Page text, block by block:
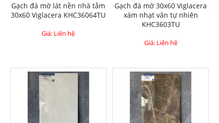
Gạch đá mờ lát nền nhà tắm
30x60 Viglacera KHC36064TU
Giá: Liên hệ
Gạch đá mờ 30x60 Viglacera
xám nhạt vân tự nhiên
KHC3603TU
Giá: Liên hệ